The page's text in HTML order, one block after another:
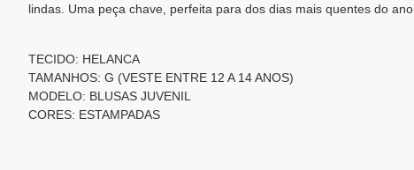
lindas. Uma peça chave, perfeita para dos dias mais quentes do ano.
TECIDO: HELANCA
TAMANHOS: G (VESTE ENTRE 12 A 14 ANOS)
MODELO: BLUSAS JUVENIL
CORES: ESTAMPADAS